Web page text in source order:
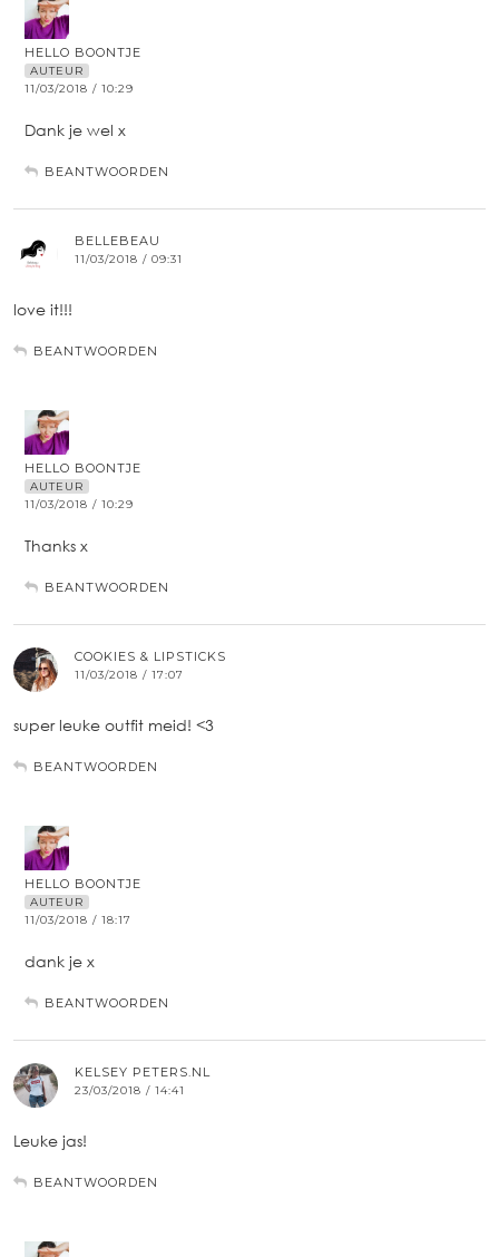
HELLO BOONTJE
AUTEUR
11/03/2018 / 10:29
Dank je wel x
BEANTWOORDEN
BELLEBEAU
11/03/2018 / 09:31
love it!!!
BEANTWOORDEN
HELLO BOONTJE
AUTEUR
11/03/2018 / 10:29
Thanks x
BEANTWOORDEN
COOKIES & LIPSTICKS
11/03/2018 / 17:07
super leuke outfit meid! <3
BEANTWOORDEN
HELLO BOONTJE
AUTEUR
11/03/2018 / 18:17
dank je x
BEANTWOORDEN
KELSEY PETERS.NL
23/03/2018 / 14:41
Leuke jas!
BEANTWOORDEN